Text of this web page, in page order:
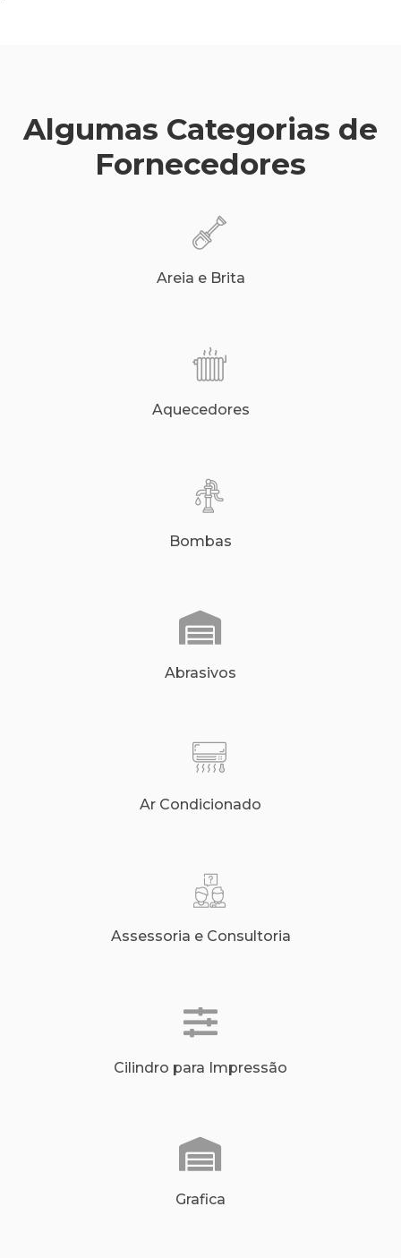
Algumas Categorias de
Fornecedores
Areia e Brita
Aquecedores
Bombas
Abrasivos
Ar Condicionado
Assessoria e Consultoria
Cilindro para Impressão
Grafica